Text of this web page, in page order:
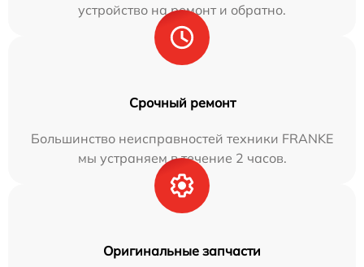
устройство на ремонт и обратно.
Срочный ремонт
Большинство неисправностей техники FRANKE
мы устраняем в течение 2 часов.
Оригинальные запчасти